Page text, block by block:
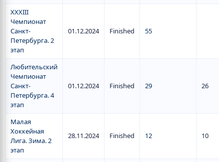
XXXIII
Чемпионат
Санкт-
Петербурга. 2
этап
01.12.2024 Finished 55
Любительский
Чемпионат
Санкт-
Петербурга. 4
этап
01.12.2024 Finished 29 26
Малая
Хоккейная
Лига. Зима. 2
этап
28.11.2024 Finished 12 10